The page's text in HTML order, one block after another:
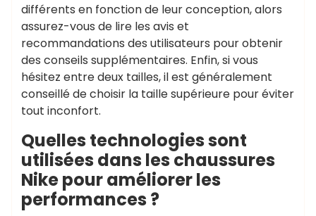
différents en fonction de leur conception, alors
assurez-vous de lire les avis et
recommandations des utilisateurs pour obtenir
des conseils supplémentaires. Enfin, si vous
hésitez entre deux tailles, il est généralement
conseillé de choisir la taille supérieure pour éviter
tout inconfort.
Quelles technologies sont
utilisées dans les chaussures
Nike pour améliorer les
performances ?